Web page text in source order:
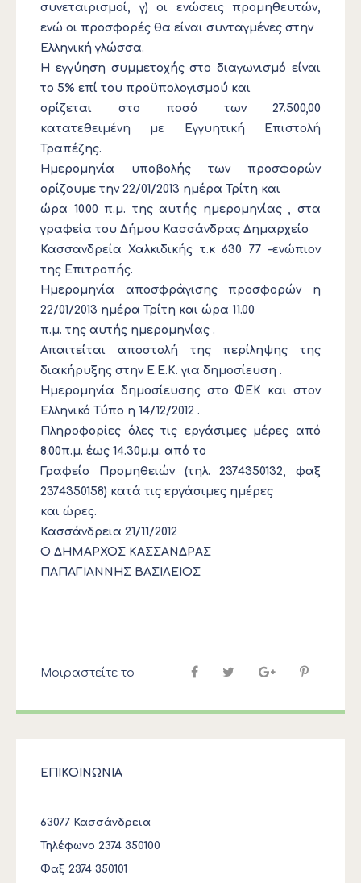
συνεταιρισμοί, γ) οι ενώσεις προμηθευτών,
ενώ οι προσφορές θα είναι συνταγμένες στην
Ελληνική γλώσσα.
Η εγγύηση συμμετοχής στο διαγωνισμό είναι
το 5% επί του προϋπολογισμού και
ορίζεται στο ποσό των 27.500,00
κατατεθειμένη με Εγγυητική Επιστολή
Τραπέζης.
Ημερομηνία υποβολής των προσφορών
ορίζουμε την 22/01/2013 ημέρα Τρίτη και
ώρα 10.00 π.μ. της αυτής ημερομηνίας , στα
γραφεία του Δήμου Κασσάνδρας Δημαρχείο
Κασσανδρεία Χαλκιδικής τ.κ 630 77 –ενώπιον
της Επιτροπής.
Ημερομηνία αποσφράγισης προσφορών η
22/01/2013 ημέρα Τρίτη και ώρα 11.00
π.μ. της αυτής ημερομηνίας .
Απαιτείται αποστολή της περίληψης της
διακήρυξης στην Ε.Ε.Κ. για δημοσίευση .
Ημερομηνία δημοσίευσης στο ΦΕΚ και στον
Ελληνικό Τύπο η 14/12/2012 .
Πληροφορίες όλες τις εργάσιμες μέρες από
8.00π.μ. έως 14.30μ.μ. από το
Γραφείο Προμηθειών (τηλ. 2374350132, φαξ
2374350158) κατά τις εργάσιμες ημέρες
και ώρες.
Κασσάνδρεια 21/11/2012
Ο ΔΗΜΑΡΧΟΣ ΚΑΣΣΑΝΔΡΑΣ
ΠΑΠΑΓΙΑΝΝΗΣ ΒΑΣΙΛΕΙΟΣ
Μοιραστείτε το
ΕΠΙΚΟΙΝΩΝΙΑ
63077 Κασσάνδρεια
Τηλέφωνο 2374 350100
Φαξ 2374 350101